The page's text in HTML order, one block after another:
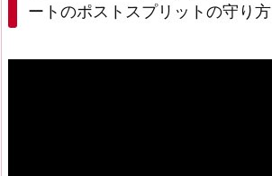
ートのポストスプリットの守り方